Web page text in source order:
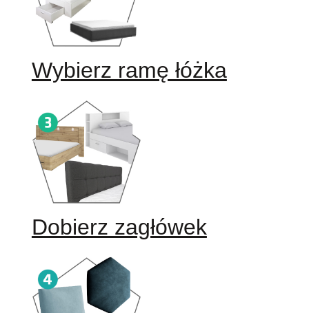
Wybierz ramę łóżka
Dobierz zagłówek